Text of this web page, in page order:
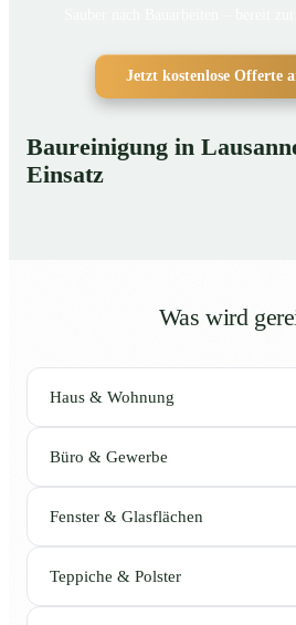
Jetzt kostenlose Offerte
Baureinigung in
Einsatz
Was wird
Haus & Wohnung
Büro & Gewerbe
Fenster & Glasflächen
Teppiche & Polster